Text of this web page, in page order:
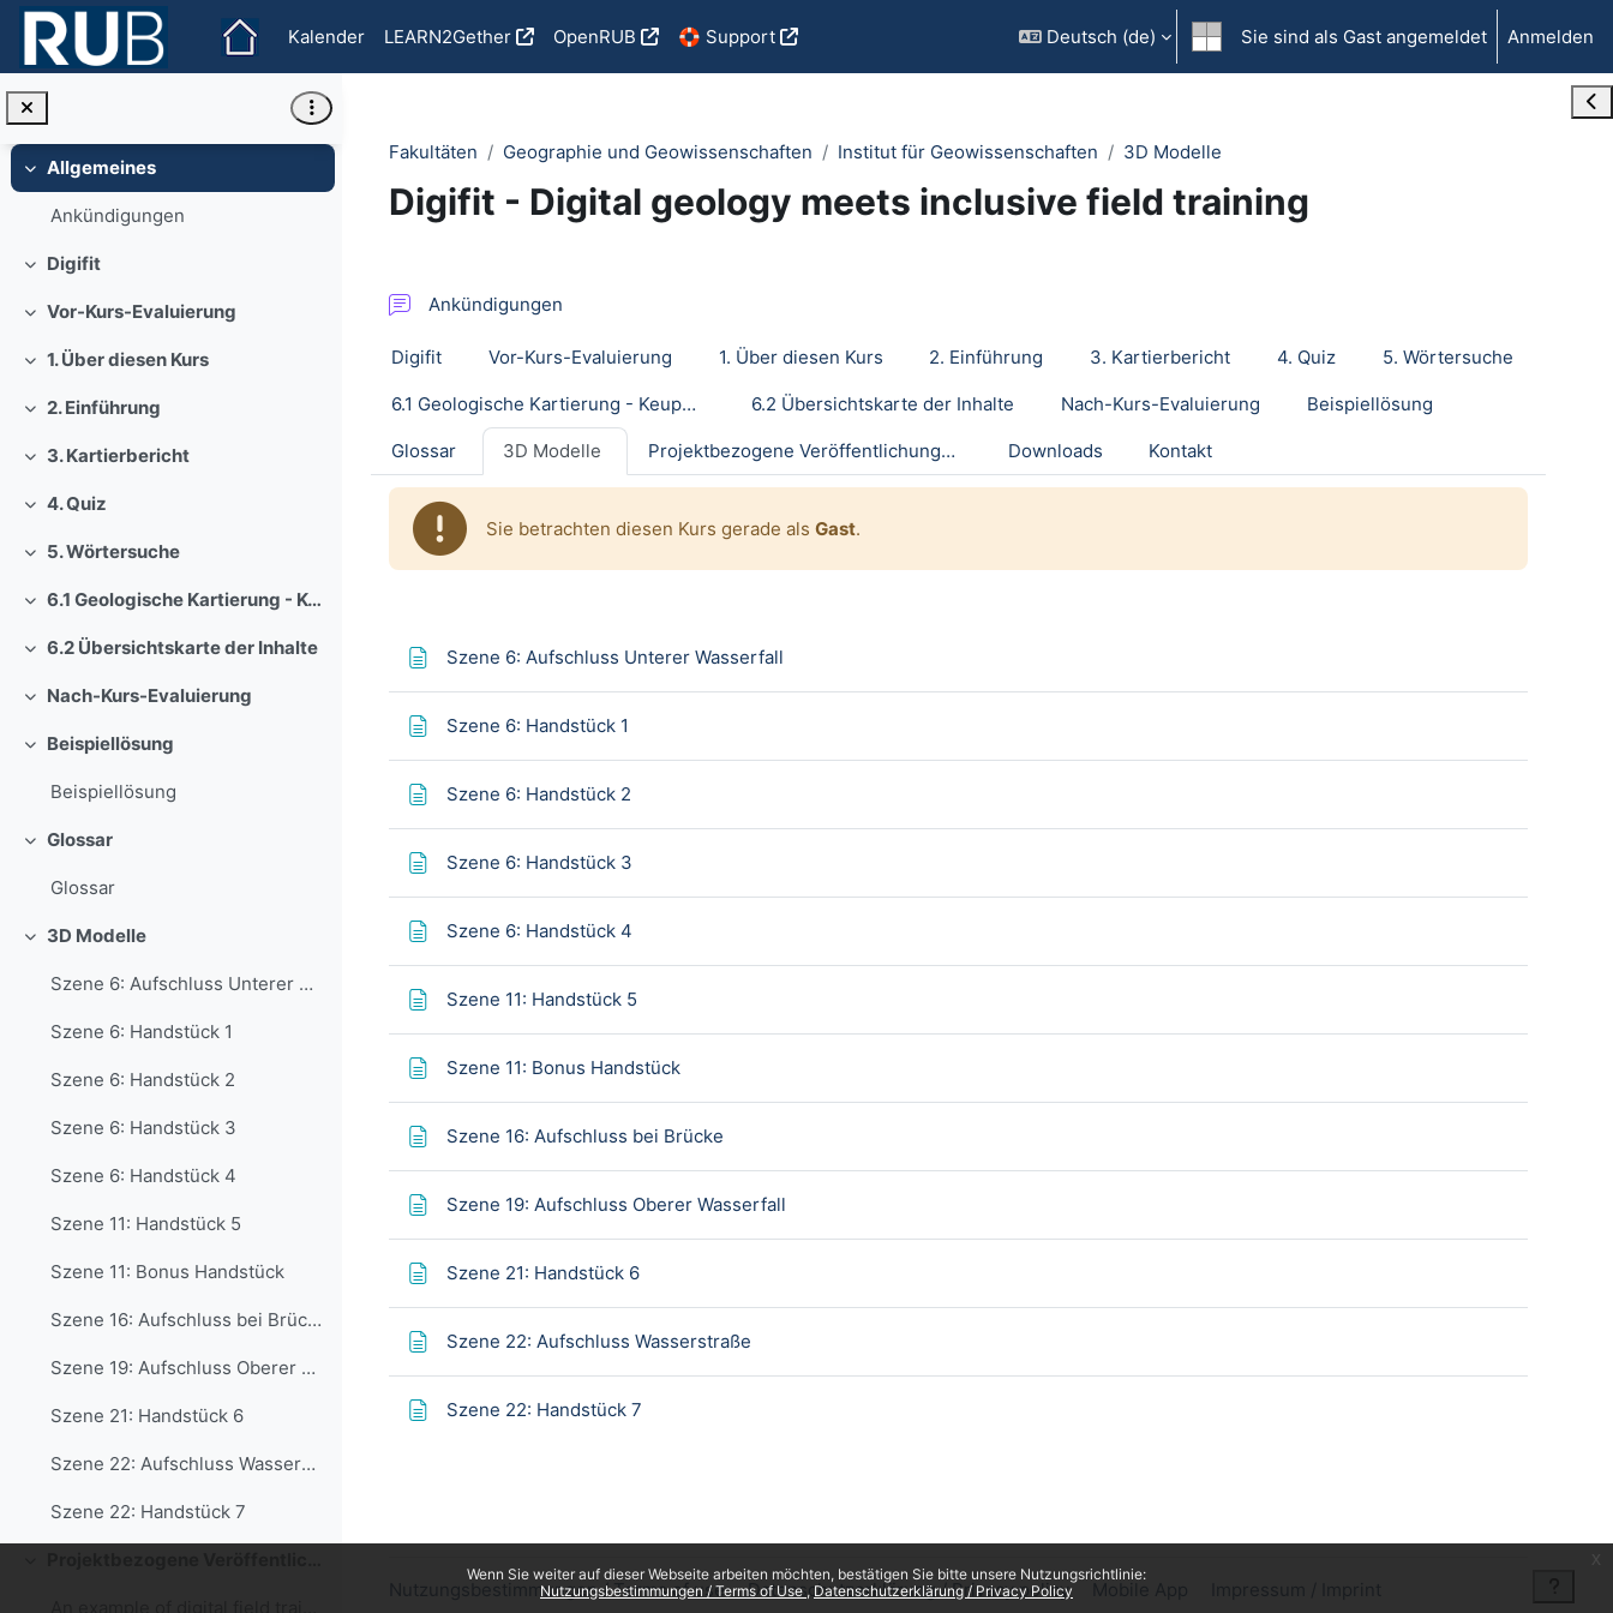
Zum Hauptinhalt
Wenn Sie weiter auf dieser Webseite arbeiten möchten, bestätigen Sie bitte unsere Nutzungsrichtlinie:
Nutzungsbestimmungen / Terms of Use
Datenschutzerklärung / Privacy Policy
Kalender LEARN2Gether OpenRUB 🛟 Support Deutsch ‎(de)‎ Sie sind als Gast angemeldet Anmelden
Einklappen
Allgemeines
Ankündigungen
Einklappen
Digifit
Einklappen
Vor-Kurs-Evaluierung
Einklappen
1. Über diesen Kurs
Einklappen
2. Einführung
Einklappen
3. Kartierbericht
Einklappen
4. Quiz
Einklappen
5. Wörtersuche
Einklappen 6.1 Geologische Kartierung - Keuper Nordwürttemberg
Einklappen
6.2 Übersichtskarte der Inhalte
Einklappen
Nach-Kurs-Evaluierung
Einklappen
Beispiellösung
Beispiellösung
Einklappen
Glossar
Glossar
Einklappen
3D Modelle
Szene 6: Aufschluss Unterer Wasserfall
Szene 6: Handstück 1
Szene 6: Handstück 2
Szene 6: Handstück 3
Szene 6: Handstück 4
Szene 11: Handstück 5
Szene 11: Bonus Handstück
Szene 16: Aufschluss bei Brücke
Szene 19: Aufschluss Oberer Wasserfall
Szene 21: Handstück 6
Szene 22: Aufschluss Wasserstraße
Szene 22: Handstück 7
Fakultäten Geographie und Geowissenschaften Institut für Geowissenschaften 3D Modelle
Digifit - Digital geology meets inclusive field training
Ankündigungen
Digifit Vor-Kurs-Evaluierung 1. Über diesen Kurs 2. Einführung 3. Kartierbericht 4. Quiz 5. Wörtersuche
6.1 Geologische Kartierung - Keuper Nordwürttemberg 6.2 Übersichtskarte der Inhalte Nach-Kurs-Evaluierung Beispiellösung
Glossar 3D Modelle Projektbezogene Veröffentlichungen Downloads Kontakt
Sie betrachten diesen Kurs gerade als Gast.
Szene 6: Aufschluss Unterer Wasserfall
Szene 6: Handstück 1
Szene 6: Handstück 2
Szene 6: Handstück 3
Szene 6: Handstück 4
Szene 11: Handstück 5
Szene 11: Bonus HandstückTextseite
Szene 16: Aufschluss bei Brücke
Szene 19: Aufschluss Oberer Wasserfall
Szene 21: Handstück 6Textseite
Szene 22: Aufschluss Wasserstraße
Szene 22: Handstück 7
Nutzungsbestimmungen / Terms of use Datenschutzerklärung / Privacy policy